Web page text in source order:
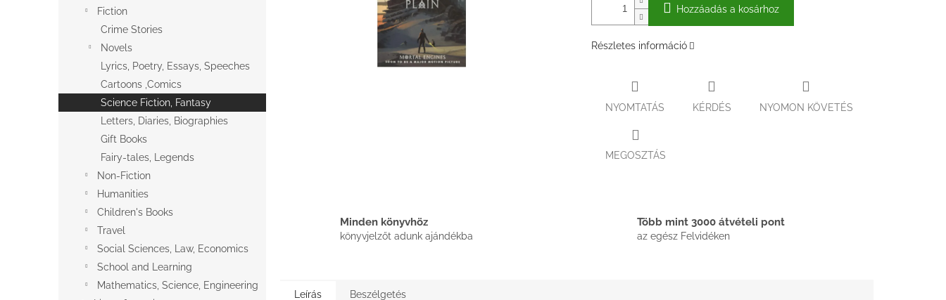
Fiction
Crime Stories
Novels
Lyrics, Poetry, Essays, Speeches
Cartoons ,Comics
Science Fiction, Fantasy
Letters, Diaries, Biographies
Gift Books
Fairy-tales, Legends
Non-Fiction
Humanities
Children's Books
Travel
Social Sciences, Law, Economics
School and Learning
Mathematics, Science, Engineering
Hozzáadás a kosárhoz
Részletes információ
NYOMTATÁS KÉRDÉS NYOMON KÖVETÉS
MEGOSZTÁS
Minden könyvhöz
könyvjelzőt adunk ajándékba
Több mint 3000 átvételi pont
az egész Felvidéken
Leírás Beszélgetés